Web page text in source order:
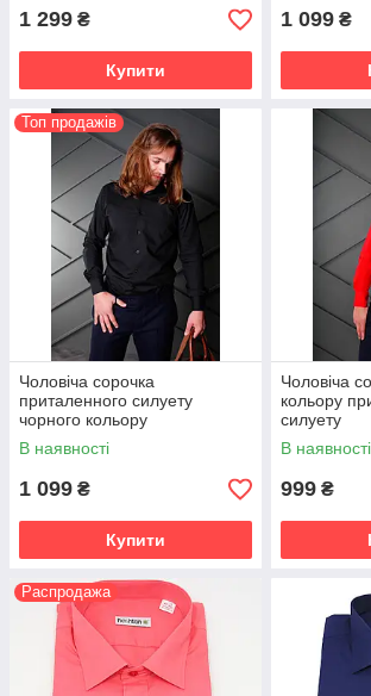
1 299 ₴
Купити
1 099 ₴
Топ продажів
Чоловіча сорочка
приталенного силуету
чорного кольору
В наявності
1 099 ₴
Купити
Чоловіча
кольору
силуету
В наявності
999 ₴
Распродажа